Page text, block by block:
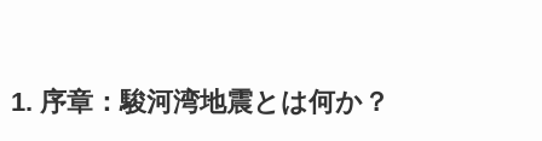
1. 序章：駿河湾地震とは何か？